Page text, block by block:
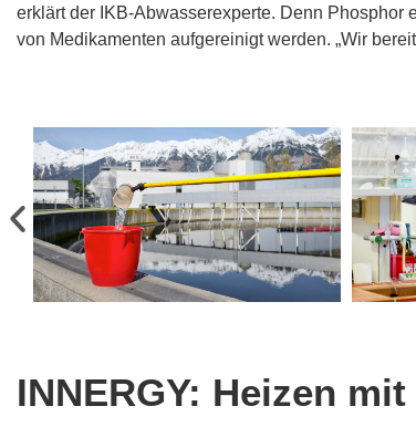
erklärt der IKB-Abwasserexperte. Denn
von Medikamenten aufgereinigt werden. „Wir
INNERGY: Heizen